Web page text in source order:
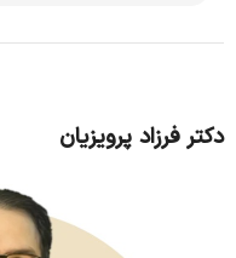
دکتر فرزاد پرویزیان